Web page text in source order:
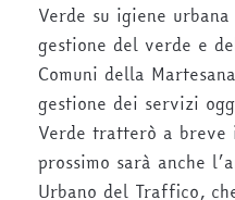
Verde su igiene
gestione del verde e
Comuni della
gestione dei servizi
Verde tratterò a breve
prossimo sarà anche
Urbano del Traffico,